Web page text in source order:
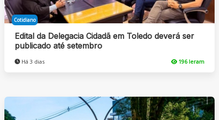
Cotidiano
Edital da Delegacia Cidadã em Toledo deverá ser
publicado até setembro
Há 3 dias 196 leram